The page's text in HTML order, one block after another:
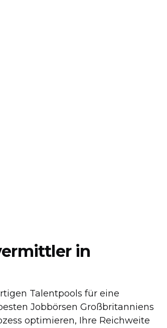
in
Talentpools für eine
Jobbörsen Großbritanniens
optimieren, Ihre Reichweite